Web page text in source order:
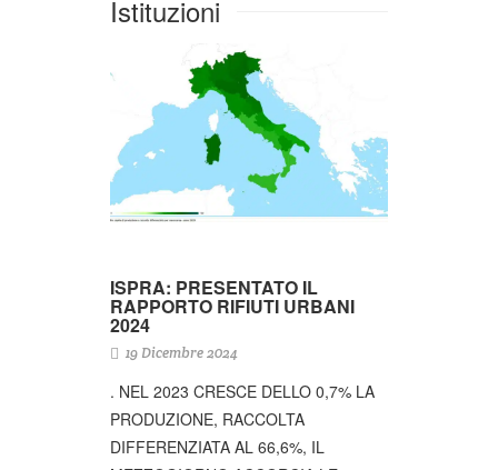
Istituzioni
ISPRA: PRESENTATO IL
RAPPORTO RIFIUTI URBANI
2024
19 Dicembre 2024
. NEL 2023 CRESCE DELLO 0,7% LA
PRODUZIONE, RACCOLTA
DIFFERENZIATA AL 66,6%, IL